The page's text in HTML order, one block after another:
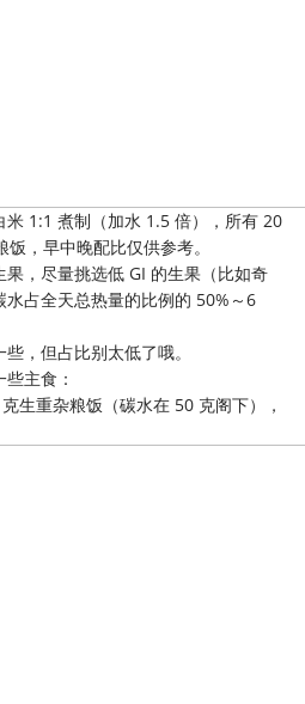
米 1:1 煮制（加水 1.5 倍），所有 20
，早中晚配比仅供参考。
，尽量挑选低 GI 的生果（比如奇
占全天总热量的比例的 50%～6
，但占比别太低了哦。
主食：
生重杂粮饭（碳水在 50 克阁下），